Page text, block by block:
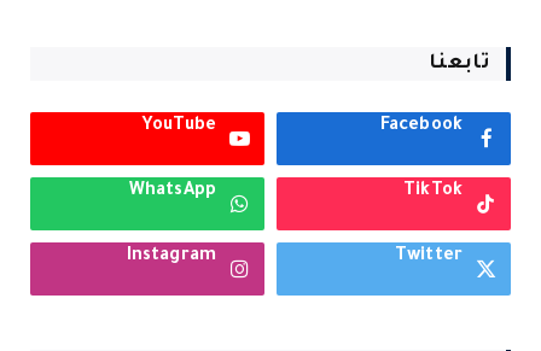
تابعنا
Facebook
YouTube
TikTok
WhatsApp
Twitter
Instagram